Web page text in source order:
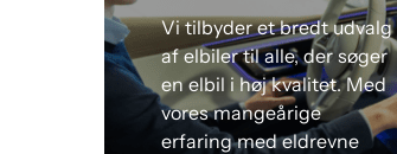
Vi tilbyder et bredt udvalg
af elbiler til alle, der søger
en elbil i høj kvalitet. Med
vores mangeårige
erfaring med eldrevne